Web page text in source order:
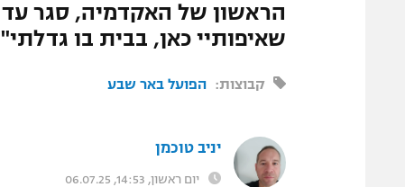
שאיפותיי כאן, בבית בו גדלתי"
קבוצות: הפועל באר שבע
יניב טוכמן
יום ראשון, 14:53, 06.07.25